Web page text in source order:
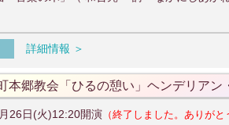
詳細情報 ＞
本郷教会「ひるの憩い」ヘンデリアン
26日(火)12:20開演 （終了しました。ありが